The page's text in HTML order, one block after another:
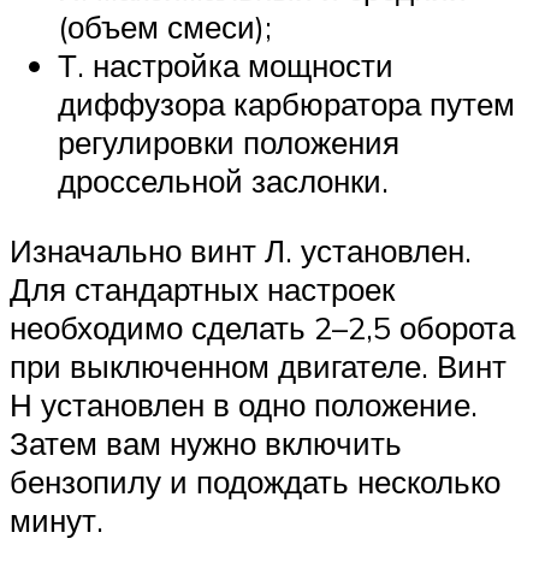
(объем смеси);
Т. настройка мощности
диффузора карбюратора путем
регулировки положения
дроссельной заслонки.
Изначально винт Л. установлен.
Для стандартных настроек
необходимо сделать 2–2,5 оборота
при выключенном двигателе. Винт
Н установлен в одно положение.
Затем вам нужно включить
бензопилу и подождать несколько
минут.